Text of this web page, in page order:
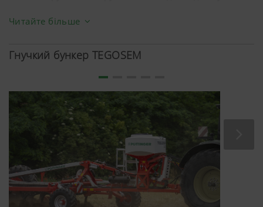
допомогою копіювальних коліс та котка чи
розблокування транспортного замка
Читайте більше
Гнучкий бункер TEGOSEM